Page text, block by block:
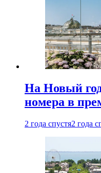
На Новый
номера в
2 года спустя2 года